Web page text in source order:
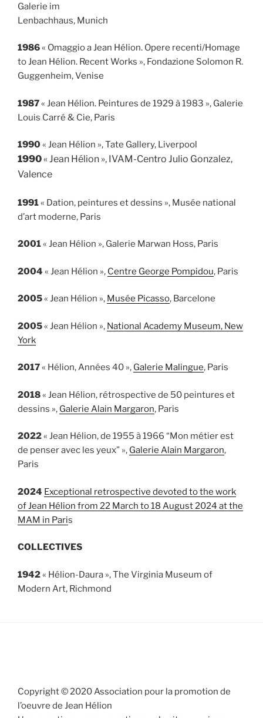
Galerie im
Lenbachhaus, Munich
1986« Omaggio a Jean Hélion. Opere recenti/Homage
to Jean Hélion. Recent Works », Fondazione Solomon R.
Guggenheim, Venise
1987« Jean Hélion. Peintures de 1929 à 1983 », Galerie
Louis Carré & Cie, Paris
1990« Jean Hélion », Tate Gallery, Liverpool
1990« Jean Hélion », IVAM-Centro Julio Gonzalez,
Valence
1991« Dation, peintures et dessins », Musée national
d’art moderne, Paris
2001« Jean Hélion », Galerie Marwan Hoss, Paris
2004 « Jean Hélion », Centre George Pompidou, Paris
2005« Jean Hélion », Musée Picasso, Barcelone
2005« Jean Hélion », National Academy Museum, New
York
2017« Hélion, Années 40 », Galerie Malingue, Paris
2018« Jean Hélion, rétrospective de 50 peintures et
dessins », Galerie Alain Margaron, Paris
2022« Jean Hélion, de 1955 à 1966 “Mon métier est
de penser avec les yeux” », Galerie Alain Margaron,
Paris
2024 Exceptional retrospective devoted to the work
of Jean Hélion from 22 March to 18 August 2024 at the
MAM in Paris
COLLECTIVES
1942« Hélion-Daura », The Virginia Museum of
Modern Art, Richmond
Copyright © 2020 Association pour la promotion de
l’oeuvre de Jean Hélion